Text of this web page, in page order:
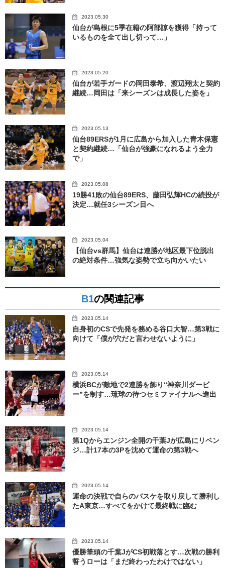
2023.05.30
仙台が島根に5季在籍の阿部諒を獲得「持って
いるものを全て出し切って…」
2023.05.20
仙台が若手ガードの岡田泰希、渡辺翔太と契約
継続…岡田は「来シーズンは成長した姿を」
2023.05.13
仙台89ERSが1月に広島から加入した青木保憲
と契約継続…「仙台が強豪になれるよう全力
で」
2023.05.08
19勝41敗の仙台89ERS、藤田弘輝HCの続投が
決定…就任3シーズン目へ
2023.05.04
【仙台vs群馬】仙台は連勝が地区最下位脱出
の絶対条件…強気な姿勢で立ち向かいたい
B1の関連記事
2023.05.14
自身初のCSで先発を務める谷口大智…第3戦に
向けて「僕が穴だと言わせないように」
2023.05.14
横浜BCが敵地で2連勝を飾り“神奈川ダービ
ー”を制す…琉球の待つセミファイナルへ進出
2023.05.14
第1Qからエンジン全開の千葉Jが広島にリベン
ジ…計17本の3Pを沈めて運命の第3戦へ
2023.05.14
運命の決戦で自らのバスケを取り戻して勝利し
たA東京…すべてをかけて最終戦に臨む
2023.05.14
優勝筆頭の千葉JがCS初戦落とす…次戦の勝利
誓うローは「まだ終わったわけではない」